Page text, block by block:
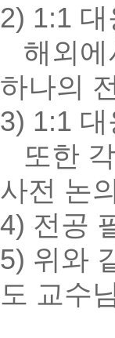
2) 1:1
해외에
하나의
3) 1:1
또한
사전 논
4) 전공
5) 위와
도 교수